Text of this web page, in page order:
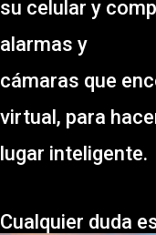
su celular y
alarmas y
cámaras que
virtual, para
lugar inteligente.
Cualquier duda